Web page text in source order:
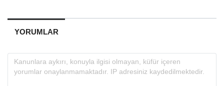
YORUMLAR